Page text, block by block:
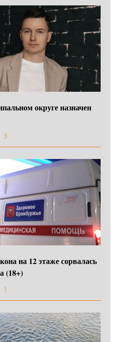
округе назначен
3
на 12 этаже сорвалась
(18+)
1